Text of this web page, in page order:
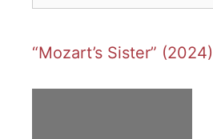
“Mozart’s Sister”